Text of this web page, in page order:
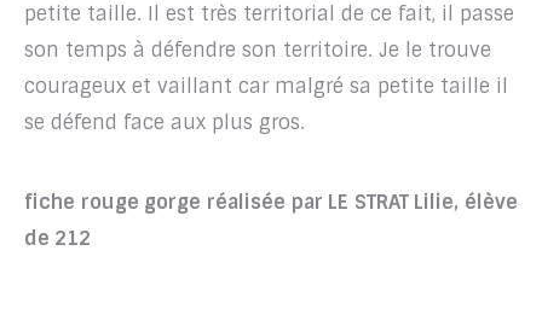
petite taille. Il est très territorial de ce fait, il passe
son temps à défendre son territoire. Je le trouve
courageux et vaillant car malgré sa petite taille il
se défend face aux plus gros.
fiche rouge gorge réalisée par LE STRAT Lilie, élève
de 212